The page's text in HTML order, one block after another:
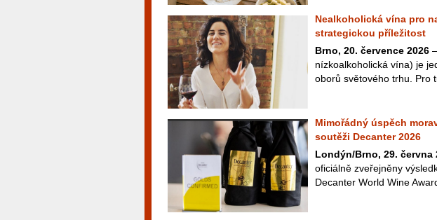
Nealkoholická vína pro
strategickou příležitost
Brno, 20. července 2026
nízkoalkoholická vína) je
oborů světového trhu. Pro
Mimořádný úspěch
soutěži Decanter 2026
Londýn/Brno, 29. června
oficiálně zveřejněny
Decanter World Wine